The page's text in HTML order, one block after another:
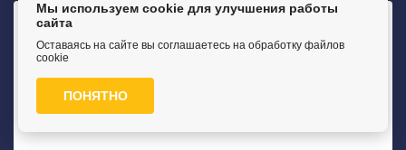
Мы используем cookie для улучшения работы
сайта
Оставаясь на сайте вы соглашаетесь на обработку файлов
cookie
ПОНЯТНО